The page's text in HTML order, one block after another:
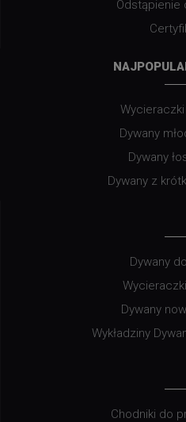
Odstąpienie
Dywany
Dywany
Dywany z
Dywany
Dywany
Wykładziny
Chodniki do